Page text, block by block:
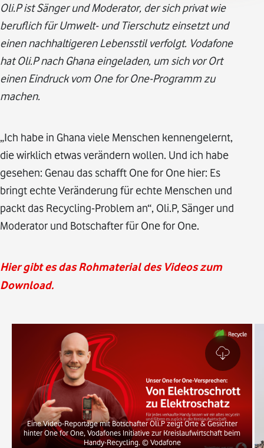
Oli.P ist Sänger und Moderator, der sich privat wie
beruflich für Umwelt- und Tierschutz einsetzt und
einen nachhaltigeren Lebensstil verfolgt. Vodafone
hat Oli.P nach Ghana eingeladen, um sich vor Ort
einen Eindruck vom One for One-Programm zu
machen.
„Ich habe in Ghana viele Menschen kennengelernt,
die wirklich etwas verändern wollen. Und ich habe
gesehen: Genau das schafft One for One hier: Es
bringt echte Veränderung für echte Menschen und
packt das Recycling-Problem an“, Oli.P, Sänger und
Moderator und Botschafter für One for One.
Hier gibt es das Rohmaterial des Videos zum
Download.
Eine Video-Reportage mit Botschafter Oli.P zeigt Orte & Gesichter
hinter One for One, Vodafones Initiative zur Kreislaufwirtschaft beim
Handy-Recycling.© Vodafone